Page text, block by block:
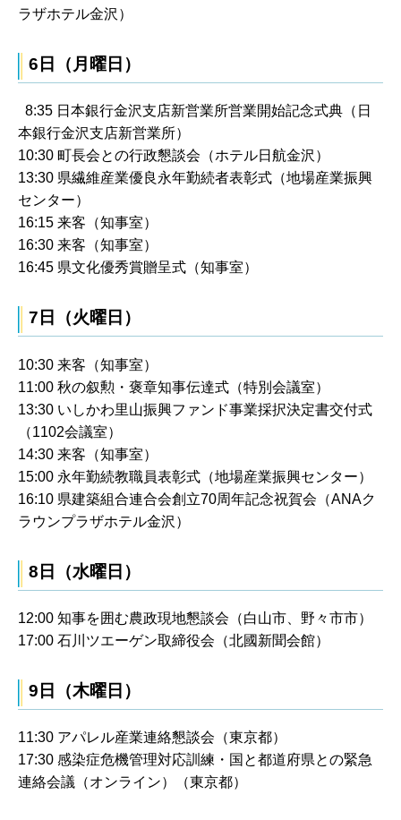
ラザホテル金沢）
6日（月曜日）
8:35 日本銀行金沢支店新営業所営業開始記念式典（日
本銀行金沢支店新営業所）
10:30 町長会との行政懇談会（ホテル日航金沢）
13:30 県繊維産業優良永年勤続者表彰式（地場産業振興
センター）
16:15 来客（知事室）
16:30 来客（知事室）
16:45 県文化優秀賞贈呈式（知事室）
7日（火曜日）
10:30 来客（知事室）
11:00 秋の叙勲・褒章知事伝達式（特別会議室）
13:30 いしかわ里山振興ファンド事業採択決定書交付式
（1102会議室）
14:30 来客（知事室）
15:00 永年勤続教職員表彰式（地場産業振興センター）
16:10 県建築組合連合会創立70周年記念祝賀会（ANAク
ラウンプラザホテル金沢）
8日（水曜日）
12:00 知事を囲む農政現地懇談会（白山市、野々市市）
17:00 石川ツエーゲン取締役会（北國新聞会館）
9日（木曜日）
11:30 アパレル産業連絡懇談会（東京都）
17:30 感染症危機管理対応訓練・国と都道府県との緊急
連絡会議（オンライン）（東京都）